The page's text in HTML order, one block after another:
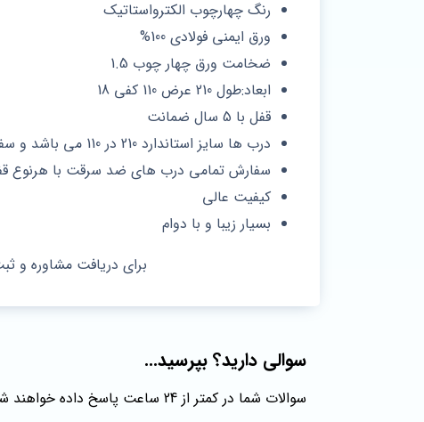
رنگ چهارچوب الکترواستاتیک
ورق ایمنی فولادی 100%
ضخامت ورق چهار چوب 1.5
ابعاد:طول 210 عرض 110 کفی 18
قفل با 5 سال ضمانت
درب ها سایز استاندارد 210 در 110 می باشد و سفارش خارج از استاندارد مشمول افزایش هزینه می باشد .
سفارش تمامی درب هاى ضد سرقت با هرنوع
کیفیت عالی
بسیار زیبا و با دوام
برای دریافت مشاوره و
سوالی دارید؟ بپرسید...
سوالات شما در کمتر از 24 ساعت پاسخ داده خواهند شد